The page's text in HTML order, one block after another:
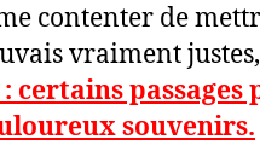
contenter de
vraiment
: certains passages
souvenirs.